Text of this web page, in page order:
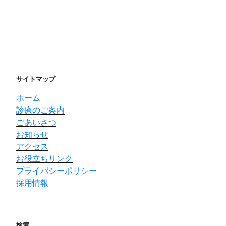
サイトマップ
ホーム
診療のご案内
ごあいさつ
お知らせ
アクセス
お役立ちリンク
プライバシーポリシー
採用情報